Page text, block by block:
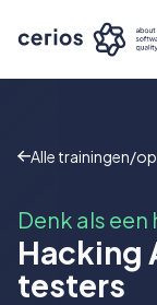
Alle trainingen/
Denk als
Hacking
testers